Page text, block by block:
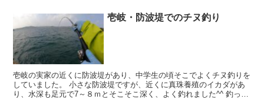
壱岐・防波堤でのチヌ釣り
壱岐の実家の近くに防波堤があり、中学生の頃そこでよくチヌ釣りを
していました。 小さな防波堤ですが、近くに真珠養殖のイカダがあ
り、水深も足元で7～８ｍとそこそこ深く、よく釣れました^^ 釣った